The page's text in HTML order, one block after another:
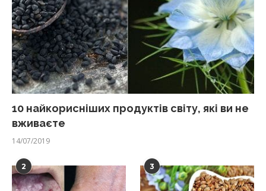
10 найкорисніших продуктів світу, які ви не
вживаєте
14/07/2019
2 3